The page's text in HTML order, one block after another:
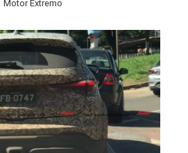
Motor Extremo